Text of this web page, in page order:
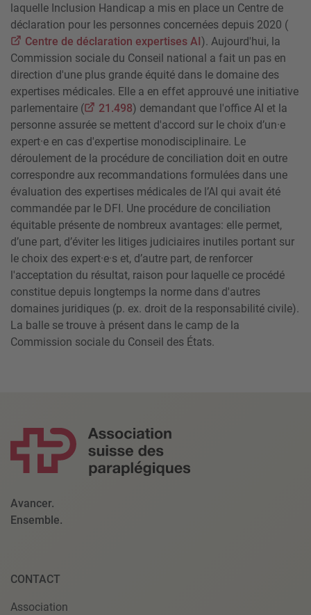
laquelle Inclusion Handicap a mis en place un Centre de
déclaration pour les personnes concernées depuis 2020 (
Centre de déclaration expertises AI). Aujourd'hui, la
Commission sociale du Conseil national a fait un pas en
direction d'une plus grande équité dans le domaine des
expertises médicales. Elle a en effet approuvé une initiative
parlementaire (
21.498) demandant que l'office AI et la
personne assurée se mettent d'accord sur le choix d’un·e
expert·e en cas d'expertise monodisciplinaire. Le
déroulement de la procédure de conciliation doit en outre
correspondre aux recommandations formulées dans une
évaluation des expertises médicales de l’AI qui avait été
commandée par le DFI. Une procédure de conciliation
équitable présente de nombreux avantages: elle permet,
d’une part, d’éviter les litiges judiciaires inutiles portant sur
le choix des expert·e·s et, d’autre part, de renforcer
l'acceptation du résultat, raison pour laquelle ce procédé
constitue depuis longtemps la norme dans d'autres
domaines juridiques (p. ex. droit de la responsabilité civile).
La balle se trouve à présent dans le camp de la
Commission sociale du Conseil des États.
Avancer.
Ensemble.
CONTACT
Association